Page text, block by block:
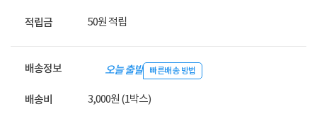
적립금 50원 적립
배송정보 오늘 출발 빠른배송 방법
배송비 3,000원 (1박스)